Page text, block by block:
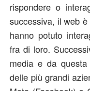
rispondere o
successiva, il web
hanno potuto
fra di loro.
media e da
delle più grandi